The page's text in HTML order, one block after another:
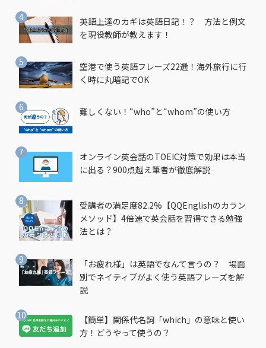
英語上達のカギは英語日記！？ 方法と例文
を現役教師が教えます！
空港で使う英語フレーズ22選！海外旅行に行
く時に丸暗記でOK
難しくない！“who”と“whom”の使い方
オンライン英会話のTOEIC対策で効果は本当
に出る？900点越え筆者が徹底解説
受講者の満足度82.2%【QQEnglishのカラン
メソッド】4倍速で英会話を習得できる勉強
法とは？
「お疲れ様」は英語でなんて言うの？ 場面
別でネイティブがよく使う英語フレーズを解
説
【簡単】関係代名詞「which」の意味と使い
方！どうやって使うの？